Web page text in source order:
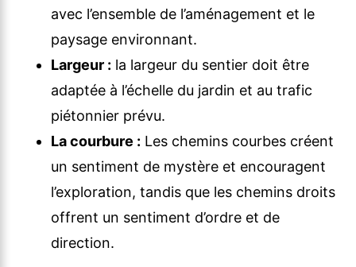
avec l’ensemble de l’aménagement et le
paysage environnant.
Largeur : la largeur du sentier doit être
adaptée à l’échelle du jardin et au trafic
piétonnier prévu.
La courbure : Les chemins courbes créent
un sentiment de mystère et encouragent
l’exploration, tandis que les chemins droits
offrent un sentiment d’ordre et de
direction.